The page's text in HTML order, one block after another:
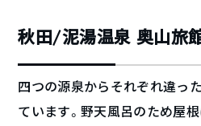
秋田/泥湯温泉 奥山旅
四つの源泉からそれぞれ違っ
ています。野天風呂のため屋